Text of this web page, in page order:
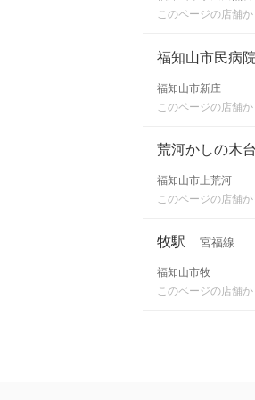
このページの店舗
福知山市民病
福知山市新庄
このページの店舗
荒河かしの木
福知山市上荒河
このページの店舗
牧駅 宮福線
福知山市牧
このページの店舗